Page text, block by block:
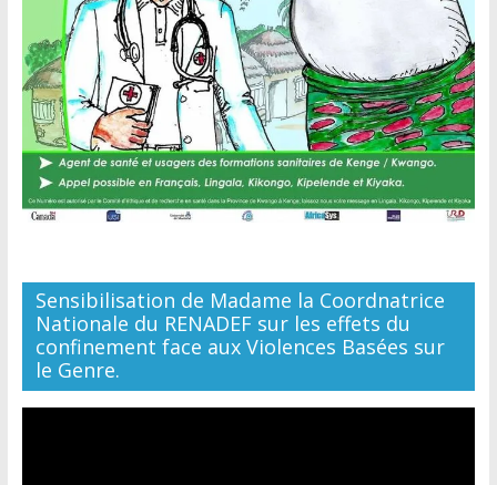
Sensibilisation de Madame la Coordnatrice
Nationale du RENADEF sur les effets du
confinement face aux Violences Basées sur
le Genre.